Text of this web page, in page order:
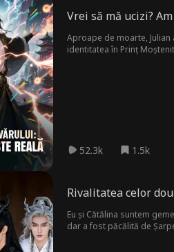
Vrei să mă ucizi?
Aproape de moarte, Julian
identitatea în Prinț
52.3k 1.5k
Rivalitatea celor
Eu și Cătălina suntem
dar a fost păcălită de